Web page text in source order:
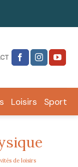
Loisirs Sport
de loisirs